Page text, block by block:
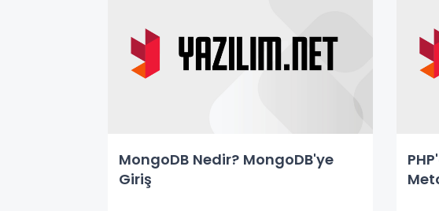
MongoDB Nedir? MongoDB'ye
Giriş